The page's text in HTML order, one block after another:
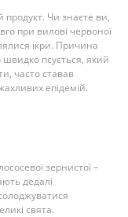
продукт. Чи знаєте ви,
при вилові червоної
ікри. Причина
псується, який
часто ставав
епідемій.
зернистої –
дедалі
свята.